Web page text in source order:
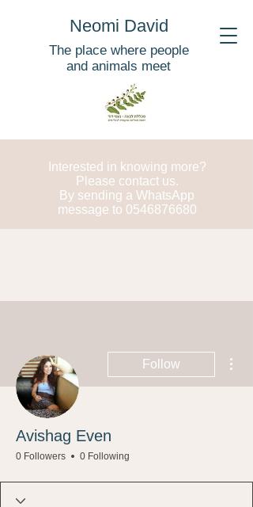
Neomi David
The place where people
and animals meet
Interested in knowing more?
Please contact us.
By sending a WhatsApp
message to 0546876680
Follow
Avishag Even
0 Followers 0 Following